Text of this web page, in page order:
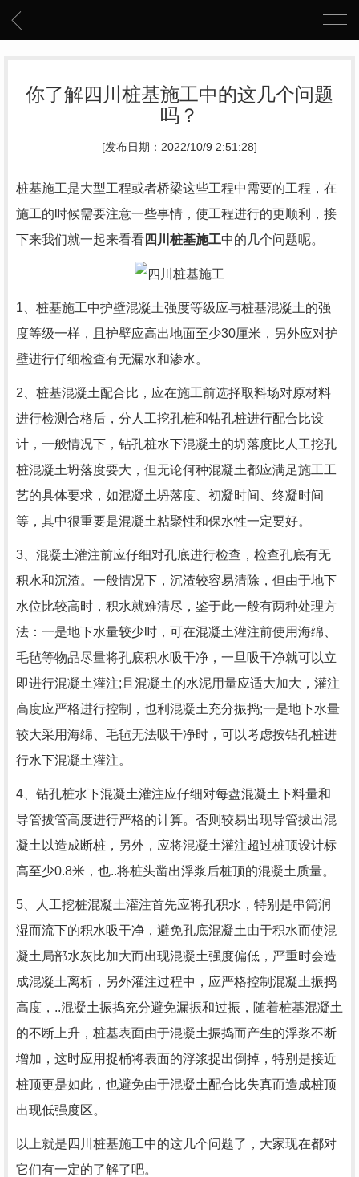
你了解四川桩基施工中的这几个问题
吗？
[发布日期：2022/10/9 2:51:28]
桩基施工是大型工程或者桥梁这些工程中需要的工程，在
施工的时候需要注意一些事情，使工程进行的更顺利，接
下来我们就一起来看看四川桩基施工中的几个问题呢。
1、桩基施工中护壁混凝土强度等级应与桩基混凝土的强
度等级一样，且护壁应高出地面至少30厘米，另外应对护
壁进行仔细检查有无漏水和渗水。
2、桩基混凝土配合比，应在施工前选择取料场对原材料
进行检测合格后，分人工挖孔桩和钻孔桩进行配合比设
计，一般情况下，钻孔桩水下混凝土的坍落度比人工挖孔
桩混凝土坍落度要大，但无论何种混凝土都应满足施工工
艺的具体要求，如混凝土坍落度、初凝时间、终凝时间
等，其中很重要是混凝土粘聚性和保水性一定要好。
3、混凝土灌注前应仔细对孔底进行检查，检查孔底有无
积水和沉渣。一般情况下，沉渣较容易清除，但由于地下
水位比较高时，积水就难清尽，鉴于此一般有两种处理方
法：一是地下水量较少时，可在混凝土灌注前使用海绵、
毛毡等物品尽量将孔底积水吸干净，一旦吸干净就可以立
即进行混凝土灌注;且混凝土的水泥用量应适大加大，灌注
高度应严格进行控制，也利混凝土充分振捣;一是地下水量
较大采用海绵、毛毡无法吸干净时，可以考虑按钻孔桩进
行水下混凝土灌注。
4、钻孔桩水下混凝土灌注应仔细对每盘混凝土下料量和
导管拔管高度进行严格的计算。否则较易出现导管拔出混
凝土以造成断桩，另外，应将混凝土灌注超过桩顶设计标
高至少0.8米，也..将桩头凿出浮浆后桩顶的混凝土质量。
5、人工挖桩混凝土灌注首先应将孔积水，特别是串筒润
湿而流下的积水吸干净，避免孔底混凝土由于积水而使混
凝土局部水灰比加大而出现混凝土强度偏低，严重时会造
成混凝土离析，另外灌注过程中，应严格控制混凝土振捣
高度，..混凝土振捣充分避免漏振和过振，随着桩基混凝土
的不断上升，桩基表面由于混凝土振捣而产生的浮浆不断
增加，这时应用捉桶将表面的浮浆捉出倒掉，特别是接近
桩顶更是如此，也避免由于混凝土配合比失真而造成桩顶
出现低强度区。
以上就是四川桩基施工中的这几个问题了，大家现在都对
它们有一定的了解了吧。